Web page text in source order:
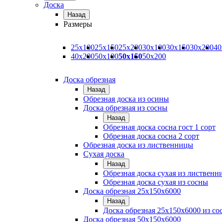
Доска
Назад
Размеры
25х10025х15025х20030х10030х15030х200
40х20050х10050х15050х200
Доска обрезная
Назад
Обрезная доска из осины
Доска обрезная из сосны
Назад
Обрезная доска сосна гост 1 сорт
Обрезная доска сосна 2 сорт
Обрезная доска из лиственницы
Сухая доска
Назад
Обрезная доска сухая из
Обрезная доска сухая из сосны
Доска обрезная 25х150х6000
Назад
Доска обрезная 25x150x6000 из
Доска обрезная 50х150х6000